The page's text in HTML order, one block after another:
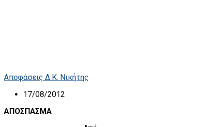
Αποφάσεις Δ.Κ. Νικήτης
17/08/2012
ΑΠΟΣΠΑΣΜΑ